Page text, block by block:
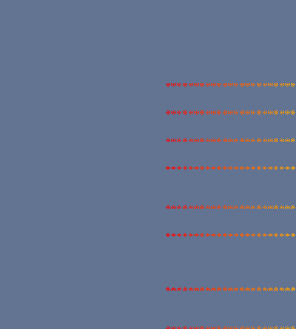
***********************
***********************
***********************
***********************
***********************
***********************
***********************